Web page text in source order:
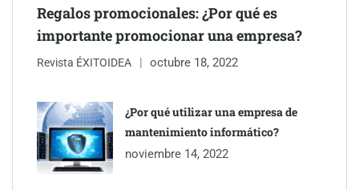
Regalos promocionales: ¿Por qué es
importante promocionar una empresa?
Revista ÉXITOIDEA octubre 18, 2022
¿Por qué utilizar una empresa de
mantenimiento informático?
noviembre 14, 2022